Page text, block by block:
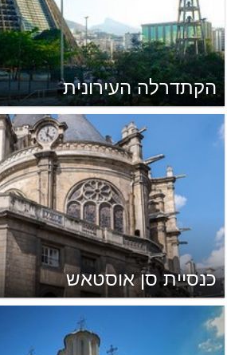
הקתדרלה העירונית
כנסיית סן אוסטאש